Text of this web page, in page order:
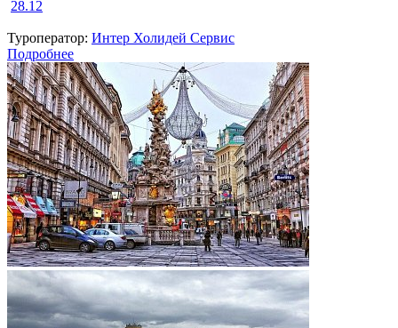
28.12
Туроператор: Интер Холидей Сервис
Подробнее